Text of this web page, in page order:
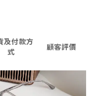
及付款方
式
顧客評價